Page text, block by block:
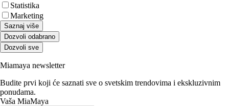
Statistika
Marketing
Saznaj više
Dozvoli odabrano
Dozvoli sve
Miamaya newsletter
Budite prvi koji će saznati sve o svetskim trendovima i ekskluzivnim
ponudama.
Vaša MiaMaya